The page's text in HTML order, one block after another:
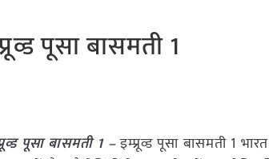
पूसा बासमती 1
पूसा बासमती 1 –इम्प्रूव्ड पूसा बासमती 1